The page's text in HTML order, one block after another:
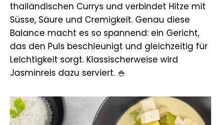
thailändischen Currys und verbindet Hitze mit
Süsse, Säure und Cremigkeit. Genau diese
Balance macht es so spannend: ein Gericht,
das den Puls beschleunigt und gleichzeitig für
Leichtigkeit sorgt. Klassischerweise wird
Jasminreis dazu serviert. 🍚